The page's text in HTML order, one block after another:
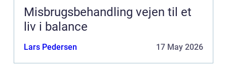
Misbrugsbehandling vejen til et
liv i balance
Lars Pedersen 17 May 2026